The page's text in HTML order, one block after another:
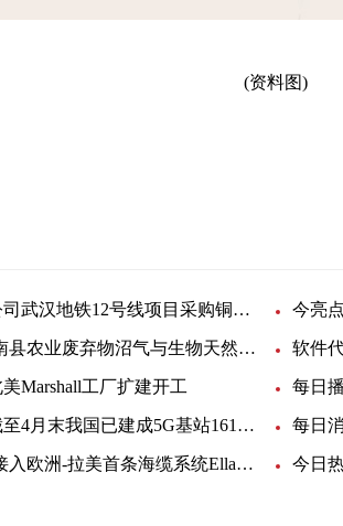
(资料图)
快消息！中铁五局二公司武汉地铁12号线项目采购铜芯电缆线
每日速递：三公司-阜南县农业废弃物沼气与生物天然气开发利用EPC项目-仪表电缆项目采购公告
Marshall工厂扩建开工
热点聚焦：工信部：截至4月末我国已建成5G基站161.5万个
每日看点!佛得角成功接入欧洲-拉美首条海缆系统EllaLink 今日